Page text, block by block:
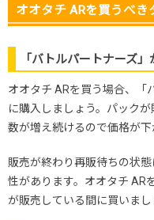
オオタチ ARを買うべき
「バトルパートナーズ
オオタチ ARを買う場合、「
に購入しましょう。パック
数が増え続けるので価格が下
販売が終わり再販待ちの状
性があります。オオタチ AR
が販売している間に買いまし